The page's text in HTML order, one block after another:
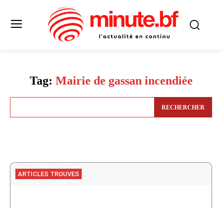
Tag: Mairie de gassan incendiée
RECHERCHER
ARTICLES TROUVES